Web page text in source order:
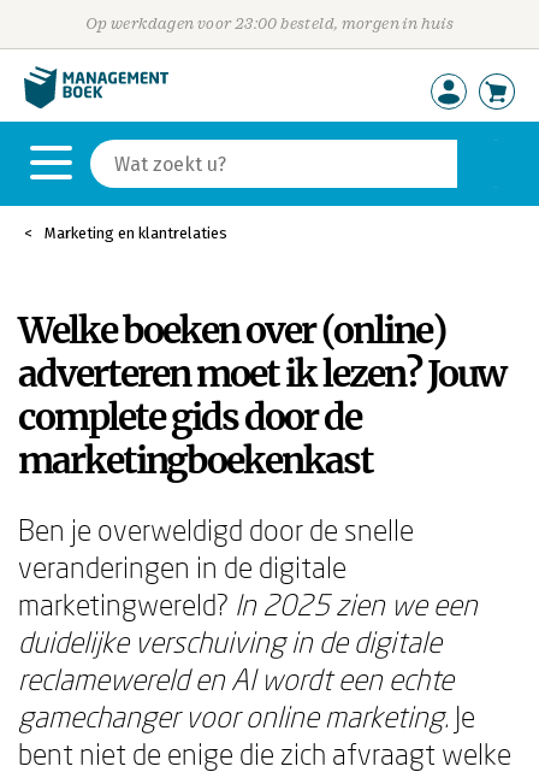
Op werkdagen voor 23:00 besteld, morgen in huis
Marketing en klantrelaties
Welke boeken over (online)
adverteren moet ik lezen? Jouw
complete gids door de
marketingboekenkast
Ben je overweldigd door de snelle
veranderingen in de digitale
marketingwereld? In 2025 zien we een
duidelijke verschuiving in de digitale
reclamewereld en AI wordt een echte
gamechanger voor online marketing. Je
bent niet de enige die zich afvraagt welke